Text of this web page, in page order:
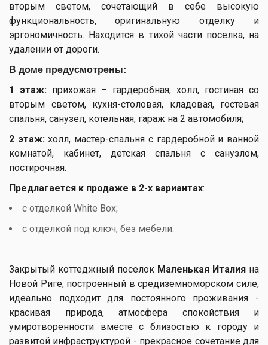
вторым светом, сочетающий в себе высокую
функциональность, оригинальную отделку и
эргономичность. Находится в тихой части поселка, на
удалении от дороги.
В доме предусмотрены:
1 этаж: прихожая – гардеробная, холл, гостиная со
вторым светом, кухня-столовая, кладовая, гостевая
спальня, санузел, котельная, гараж на 2 автомобиля;
2 этаж:холл, мастер-спальня с гардеробной и ванной
комнатой, кабинет, детская спальня с санузлом,
постирочная.
Предлагается к продаже в 2-х вариантах:
с отделкой White Box;
с отделкой под ключ, без мебели.
Закрытый коттеджный поселок Маленькая Италия на
Новой Риге, построенный в средиземноморском силе,
идеально подходит для постоянного проживания -
красивая природа, атмосфера спокойствия и
умиротворенности вместе с близостью к городу и
развитой инфраструктурой - прекрасное сочетание для